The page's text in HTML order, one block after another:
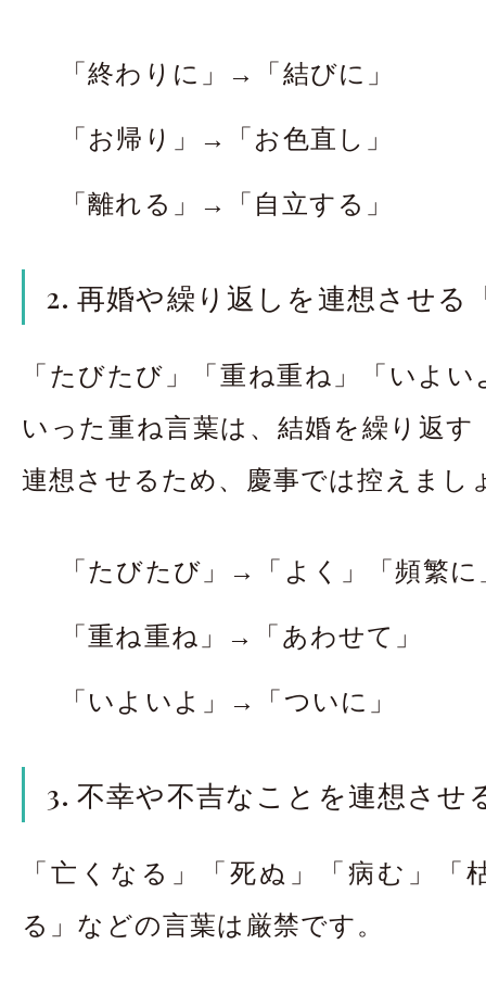
「終わりに」→「結びに」
「お帰り」→「お色直し」
「離れる」→「自立する」
2. 再婚や繰り返しを連想させる
「たびたび」「重ね重ね」「いよ
いった重ね言葉は、結婚を繰り返す
連想させるため、慶事では控えまし
「たびたび」→「よく」「頻繁に
「重ね重ね」→「あわせて」
「いよいよ」→「ついに」
3. 不幸や不吉なことを連想させ
「亡くなる」「死ぬ」「病む」「
る」などの言葉は厳禁です。